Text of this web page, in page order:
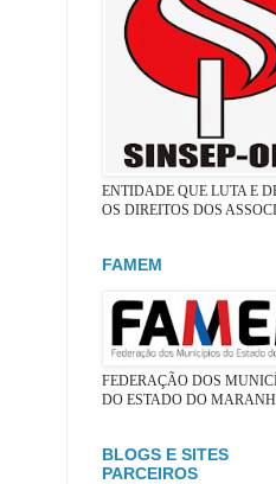
ENTIDADE QUE LUTA E
OS DIREITOS DOS
FAMEM
FEDERAÇÃO DOS
DO ESTADO DO
BLOGS E SITES
PARCEIROS